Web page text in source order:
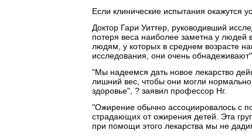
Если клинические испытания окажутся
Доктор Гари Уиттер, руководивший
потеря веса наиболее заметна у людей
людям, у которых в среднем возрасте
исследования, они очень
"Мы надеемся дать новое лекарство
лишний вес, чтобы они могли
здоровье", ? заявил профессор Нг.
"Ожирение обычно ассоциировалось с
страдающих от ожирения детей. Эта
при помощи этого лекарства мы не